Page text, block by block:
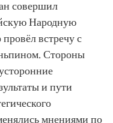
совершил
Народную
встречу с
Стороны
и пути
мнениями по